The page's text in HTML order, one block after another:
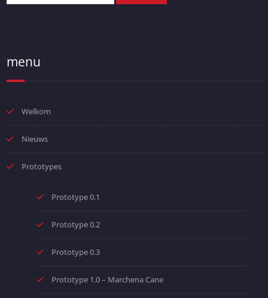
menu
Welkom
Nieuws
Prototypes
Prototype 0.1
Prototype 0.2
Prototype 0.3
Prototype 1.0 – Marchena Cane